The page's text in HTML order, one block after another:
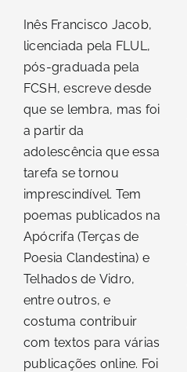
Inês Francisco Jacob,
licenciada pela FLUL,
pós-graduada pela
FCSH, escreve desde
que se lembra, mas foi
a partir da
adolescência que essa
tarefa se tornou
imprescindível. Tem
poemas publicados na
Apócrifa (Terças de
Poesia Clandestina) e
Telhados de Vidro,
entre outros, e
costuma contribuir
com textos para várias
publicações online. Foi